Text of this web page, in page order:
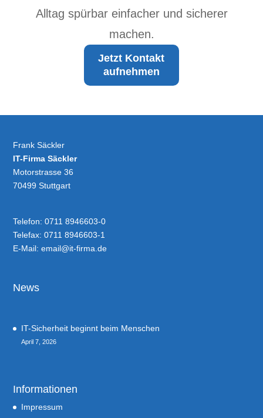
Alltag spürbar einfacher und sicherer
machen.
Jetzt Kontakt
aufnehmen
Frank Säckler
IT-Firma Säckler
Motorstrasse 36
70499 Stuttgart
Telefon: 0711 8946603-0
Telefax: 0711 8946603-1
E-Mail:email@it-firma.de
News
IT-Sicherheit beginnt beim Menschen
April 7, 2026
Informationen
Impressum